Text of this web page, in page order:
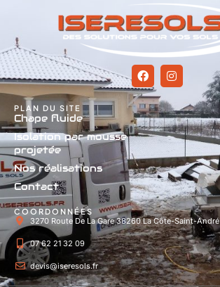
Chape fluide
Isolation par mousse
projetée
Nos réalisations
Contact
PLAN DU SITE
COORDONNÉES
3270 Route De La Gare 38260 La Côte-Saint-André
07 62 21 32 09
devis@iseresols.fr